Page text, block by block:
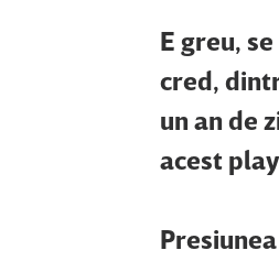
E greu,
cred,
un an de
acest